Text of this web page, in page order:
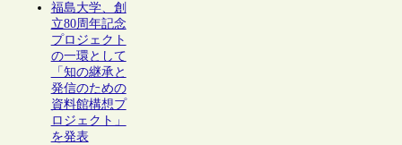
福島大学、創
立80周年記念
プロジェクト
の一環として
「知の継承と
発信のための
資料館構想プ
ロジェクト」
を発表